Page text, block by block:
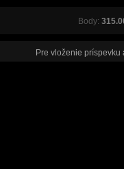
Body:
Pre vloženie